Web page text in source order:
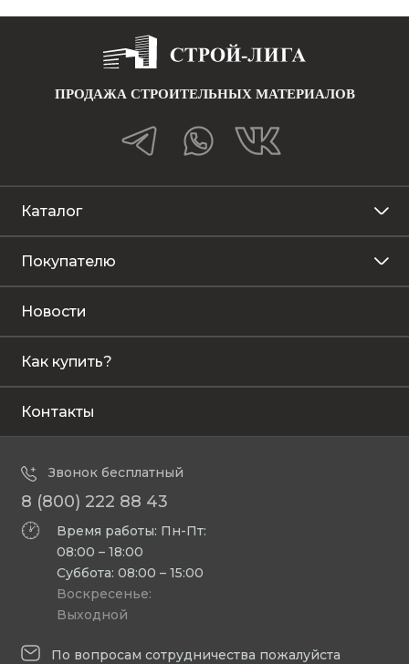
ПРОДАЖА СТРОИТЕЛЬНЫХ МАТЕРИАЛОВ
Каталог
Покупателю
Новости
Как купить?
Контакты
Звонок бесплатный
8 (800) 222 88 43
Время работы: Пн-Пт:
08:00 – 18:00
Суббота: 08:00 – 15:00
Воскресенье:
Выходной
По вопросам сотрудничества пожалуйста